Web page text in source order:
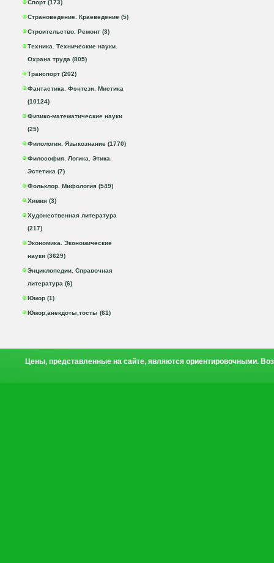
Спорт (173)
Страноведение. Краеведение (5)
Строительство. Ремонт (3)
Техника. Технические науки.
Охрана труда (805)
Транспорт (202)
Фантастика. Фэнтези. Мистика
(10124)
Физико-математические науки
(25)
Филология. Языкознание (1770)
Философия. Логика. Этика.
Эстетика (7)
Фольклор. Мифология (549)
Химия (3)
Художественная литература
(217)
Экономика. Экономические
науки (3629)
Энциклопедии. Справочная
литература (6)
Юмор (1)
Юмор,анекдоты,тосты (61)
Цены, представленные на сайте, являются ориентировочными.